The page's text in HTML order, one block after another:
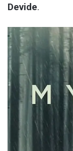
Devide.